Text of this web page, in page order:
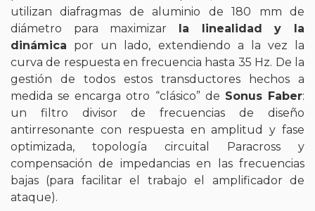
utilizan diafragmas de aluminio de 180 mm de
diámetro para maximizar la linealidad y la
dinámica por un lado, extendiendo a la vez la
curva de respuesta en frecuencia hasta 35 Hz. De la
gestión de todos estos transductores hechos a
medida se encarga otro “clásico” de Sonus Faber:
un filtro divisor de frecuencias de diseño
antirresonante con respuesta en amplitud y fase
optimizada, topología circuital Paracross y
compensación de impedancias en las frecuencias
bajas (para facilitar el trabajo el amplificador de
ataque).